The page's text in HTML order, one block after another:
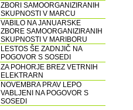
ZBORI SAMOORGANIZIRANIH
SKUPNOSTI V MARCU
VABILO NA JANUARSKE
ZBORE SAMOORGANIZIRANIH
SKUPNOSTI V MARIBORU
LESTOS ŠE ZADNJIČ NA
POGOVOR S SOSEDI
ZA POHORJE BREZ VETRNIH
ELEKTRARN
NOVEMBRA PRAV LEPO
VABLJENI NA POGOVOR S
SOSEDI